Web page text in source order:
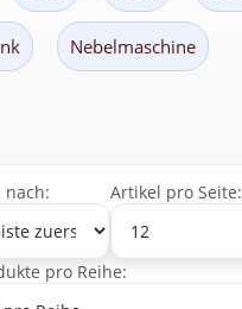
Nebelmaschine
nach: Artikel pro Seite:
pro Reihe: